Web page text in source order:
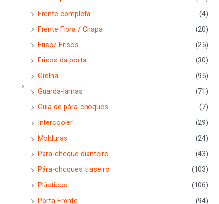
Frente completa
(4)
Frente Fibra / Chapa
(20)
Friso/ Frisos
(25)
Frisos da porta
(30)
Grelha
(95)
Guarda-lamas
(71)
Guia de pára-choques
(7)
Intercooler
(29)
Molduras
(24)
Pára-choque dianteiro
(43)
Pára-choques traseiro
(103)
Plásticos
(106)
Porta Frente
(94)